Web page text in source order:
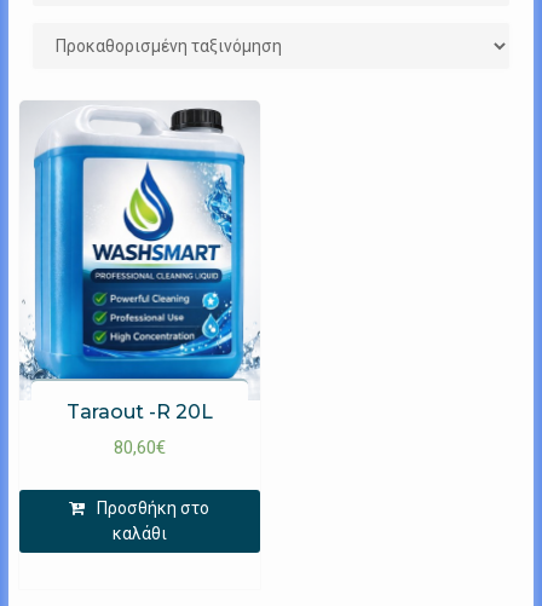
Taraout -R 20L
80,60€
Προσθήκη στο
καλάθι